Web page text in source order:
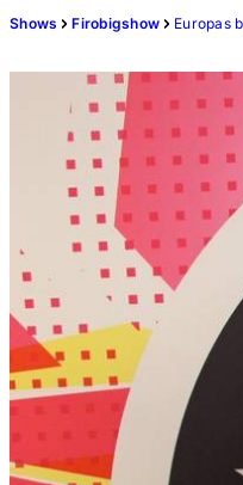
Shows Firobigshow Europas